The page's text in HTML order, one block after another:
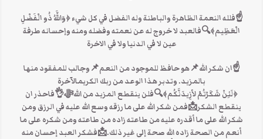
☝فلله النعمة الظاهرة والباطنة وله الفضل في كل شيء ﴿وَاللَّهُ ذُو الْفَضْلِ
الْعَظِيم﴾🔍فالعبد لا خروج له عن نعمته وفضله ومنه وإحسانه طرفة
عين لا في الدنيا ولا في الاخرة
☝ان شكر الله📌هو حافظ للموجود من النعم📌وجالب للمفقود منها
بالمزيد. وتدبر هذا الوعد من ربك الكريمالآخرة
﴿لَئِنْ شَكَرْتُمْ لأزِيدَنَّكُم﴾🔍فلن ينقطع المزيد من اللهﷻ👌فاحذر ان
ينقطع الشكر📩فمن شكر الله على ما رزقه وسع الله عليه في الرزق ومن
شكر الله على ما أقدره عليه من طاعته زاده من طاعته ومن شكره على ما
أنعم من الصحة زاده الله صحة إلى غير ذلك.📩فشكر العبد إحسان منه